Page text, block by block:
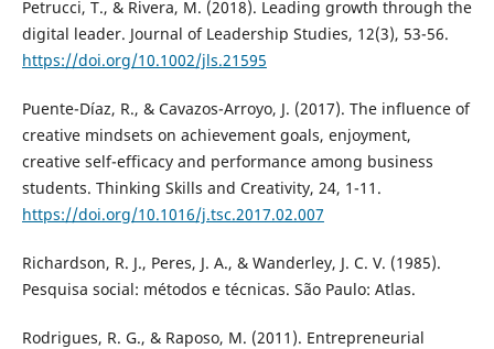
Petrucci, T., & Rivera, M. (2018). Leading growth through the
digital leader. Journal of Leadership Studies, 12(3), 53-56.
https://doi.org/10.1002/jls.21595
Puente-Díaz, R., & Cavazos-Arroyo, J. (2017). The influence of
creative mindsets on achievement goals, enjoyment,
creative self-efficacy and performance among business
students. Thinking Skills and Creativity, 24, 1-11.
https://doi.org/10.1016/j.tsc.2017.02.007
Richardson, R. J., Peres, J. A., & Wanderley, J. C. V. (1985).
Pesquisa social: métodos e técnicas. São Paulo: Atlas.
Rodrigues, R. G., & Raposo, M. (2011). Entrepreneurial